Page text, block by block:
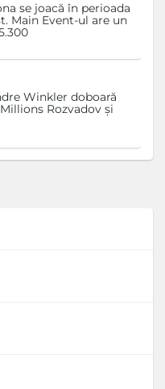
se joacă în perioada
Main Event-ul are un
Winkler doboară
Rozvadov și